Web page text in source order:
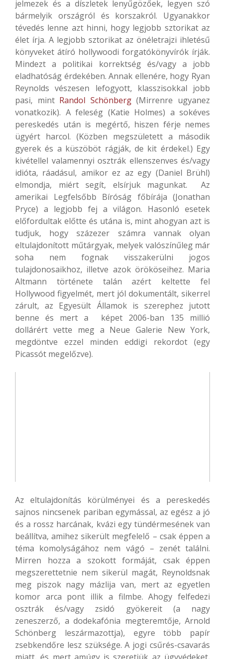
jelmezek és a díszletek lenyűgözőek, legyen szó
bármelyik országról és korszakról. Ugyanakkor
tévedés lenne azt hinni, hogy legjobb sztorikat az
élet írja. A legjobb sztorikat az önéletrajzi ihletésű
könyveket átíró hollywoodi forgatókönyvírók írják.
Mindezt a politikai korrektség és/vagy a jobb
eladhatóság érdekében. Annak ellenére, hogy Ryan
Reynolds vészesen lefogyott, klasszisokkal jobb
pasi, mint Randol Schönberg(Mirrenre ugyanez
vonatkozik). A feleség (Katie Holmes) a sokéves
pereskedés után is megértő, hiszen férje nemes
ügyért harcol. (Közben megszületett a második
gyerek és a küszöböt rágják, de kit érdekel.) Egy
kivétellel valamennyi osztrák ellenszenves és/vagy
idióta, ráadásul, amikor ez az egy (Daniel Brühl)
elmondja, miért segít, elsírjuk magunkat. Az
amerikai Legfelsőbb Bíróság főbírája (Jonathan
Pryce) a legjobb fej a világon. Hasonló esetek
előfordultak előtte és utána is, mint ahogyan azt is
tudjuk, hogy százezer számra vannak olyan
eltulajdonított műtárgyak, melyek valószínűleg már
soha nem fognak visszakerülni jogos
tulajdonosaikhoz, illetve azok örököseihez. Maria
Altmann története talán azért keltette fel
Hollywood figyelmét, mert jól dokumentált, sikerrel
zárult, az Egyesült Államok is szerephez jutott
benne és mert a képet 2006-ban 135 millió
dollárért vette meg a Neue Galerie New York,
megdöntve ezzel minden eddigi rekordot (egy
Picassót megelőzve).
Az eltulajdonítás körülményei és a pereskedés
sajnos nincsenek pariban egymással, az egész a jó
és a rossz harcának, kvázi egy tündérmesének van
beállítva, amihez sikerült megfelelő – csak éppen a
téma komolyságához nem vágó – zenét találni.
Mirren hozza a szokott formáját, csak éppen
megszerettetnie nem sikerül magát, Reynoldsnak
meg piszok nagy mázlija van, mert az egyetlen
komor arca pont illik a filmbe. Ahogy felfedezi
osztrák és/vagy zsidó gyökereit (a nagy
zeneszerző, a dodekafónia megteremtője, Arnold
Schönberg leszármazottja), egyre több papír
zsebkendőre lesz szüksége. A jogi csűrés-csavarás